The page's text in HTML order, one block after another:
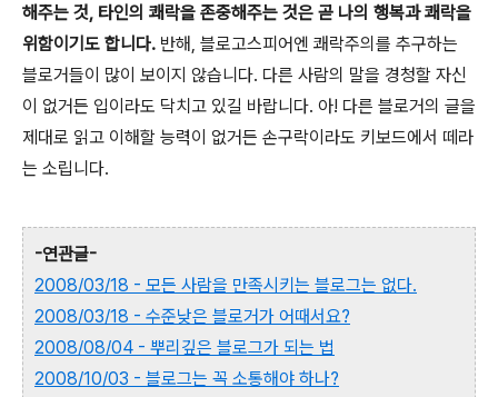
해주는 것, 타인의 쾌락을 존중해주는 것은 곧 나의 행복과 쾌락을
위함이기도 합니다. 반해, 블로고스피어엔 쾌락주의를 추구하는
블로거들이 많이 보이지 않습니다. 다른 사람의 말을 경청할 자신
이 없거든 입이라도 닥치고 있길 바랍니다. 아! 다른 블로거의 글을
제대로 읽고 이해할 능력이 없거든 손구락이라도 키보드에서 떼라
는 소립니다.
-연관글-
2008/03/18 - 모든 사람을 만족시키는 블로그는 없다.
2008/03/18 - 수준낮은 블로거가 어때서요?
2008/08/04 - 뿌리깊은 블로그가 되는 법
2008/10/03 - 블로그는 꼭 소통해야 하나?